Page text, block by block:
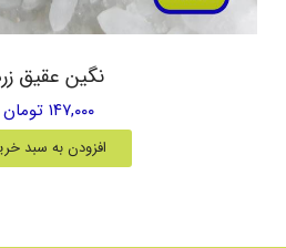
نگین عقیق
۱۴۷,۰۰۰ تومان
افزودن به سبد